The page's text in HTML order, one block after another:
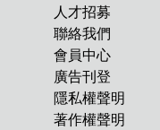
人才招募
聯絡我們
會員中心
廣告刊登
隱私權聲明
著作權聲明